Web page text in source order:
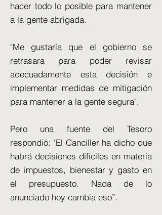
hacer todo lo posible para mantener
a la gente abrigada.
"Me gustaría que el gobierno se
retrasara para poder revisar
adecuadamente esta decisión e
implementar medidas de mitigación
para mantener a la gente segura".
Pero una fuente del Tesoro
respondió: 'El Canciller ha dicho que
habrá decisiones difíciles en materia
de impuestos, bienestar y gasto en
el presupuesto. Nada de lo
anunciado hoy cambia eso”.